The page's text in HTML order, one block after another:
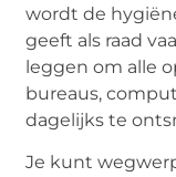
wordt de
geeft als raad
leggen om alle
bureaus,
dagelijks te
Je kunt